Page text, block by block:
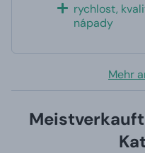
rychlost,
nápady
Mehr